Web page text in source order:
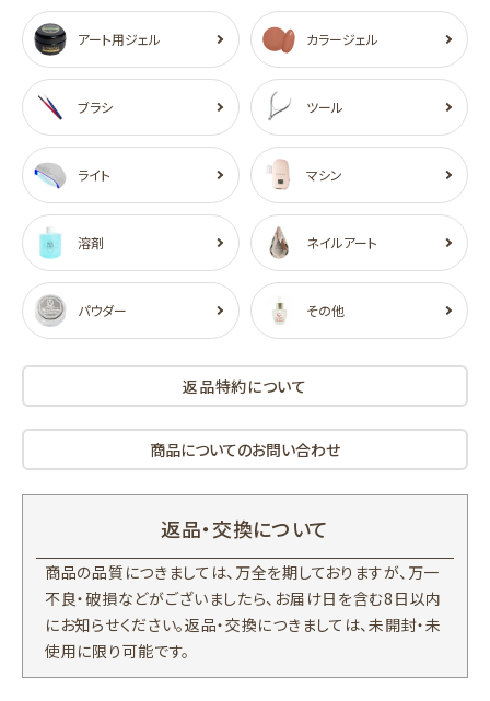
アート用ジェル カラージェル
ブラシ ツール
ライト マシン
溶剤 ネイルアート
パウダー その他
返品特約について
商品についてのお問い合わせ
返品・交換について
商品の品質につきましては、万全を期しておりますが、万一
不良・破損などがございましたら、お届け日を含む8日以内
にお知らせください。返品・交換につきましては、未開封・未
使用に限り可能です。